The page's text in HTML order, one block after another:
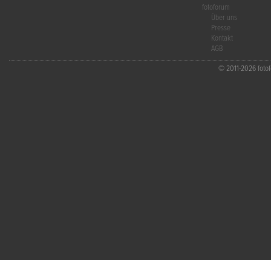
fotoforum
Über uns
Presse
Kontakt
AGB
© 2011-2026